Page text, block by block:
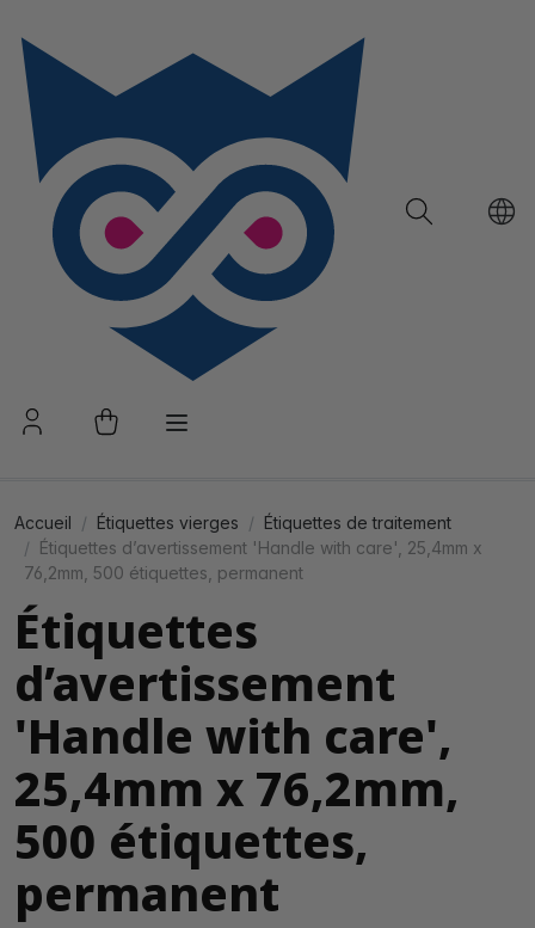
Accueil Étiquettes vierges
Étiquettes de traitement
Étiquettes d’avertissement 'Handle with care', 25,4mm x
76,2mm, 500 étiquettes, permanent
Étiquettes
d’avertissement
'Handle with care',
25,4mm x 76,2mm,
500 étiquettes,
permanent